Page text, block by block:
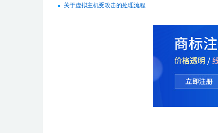
关于虚拟主机受攻击的处理流程